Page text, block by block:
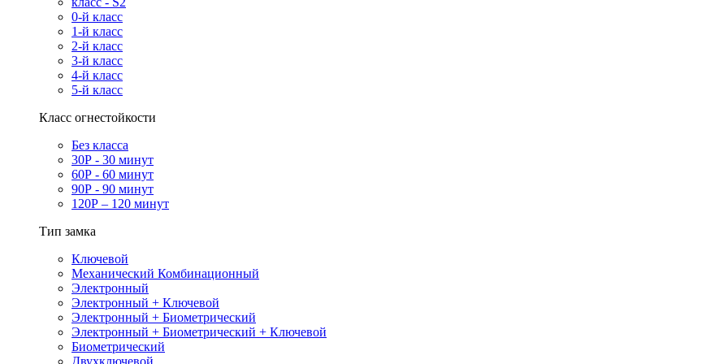
0-й класс
1-й класс
2-й класс
3-й класс
4-й класс
5-й класс
Класс огнестойкости
Без класса
30Р - 30 минут
60Р - 60 минут
90Р - 90 минут
120Р – 120 минут
Тип замка
Ключевой
Механический Комбинационный
Электронный
Электронный + Ключевой
Электронный + Биометрический
Электронный + Биометрический + Ключевой
Биометрический
Двухключевой